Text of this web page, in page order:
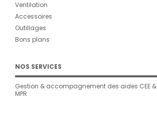
Ventilation
Accessoires
Outillages
Bons plans
NOS SERVICES
Gestion & accompagnement des aides CEE &
MPR